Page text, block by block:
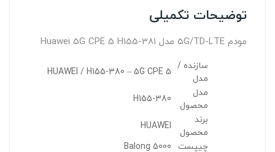
توضیحات تکمیلی
مودم 5G/TD-LTE مدل Huawei 5G CPE 5 H155-381
سازنده /
مدل
HUAWEI / H155-380 – 5G CPE 5
مدل
محصول
H155-380
برند
محصول
HUAWEI
چیپست Balong 5000